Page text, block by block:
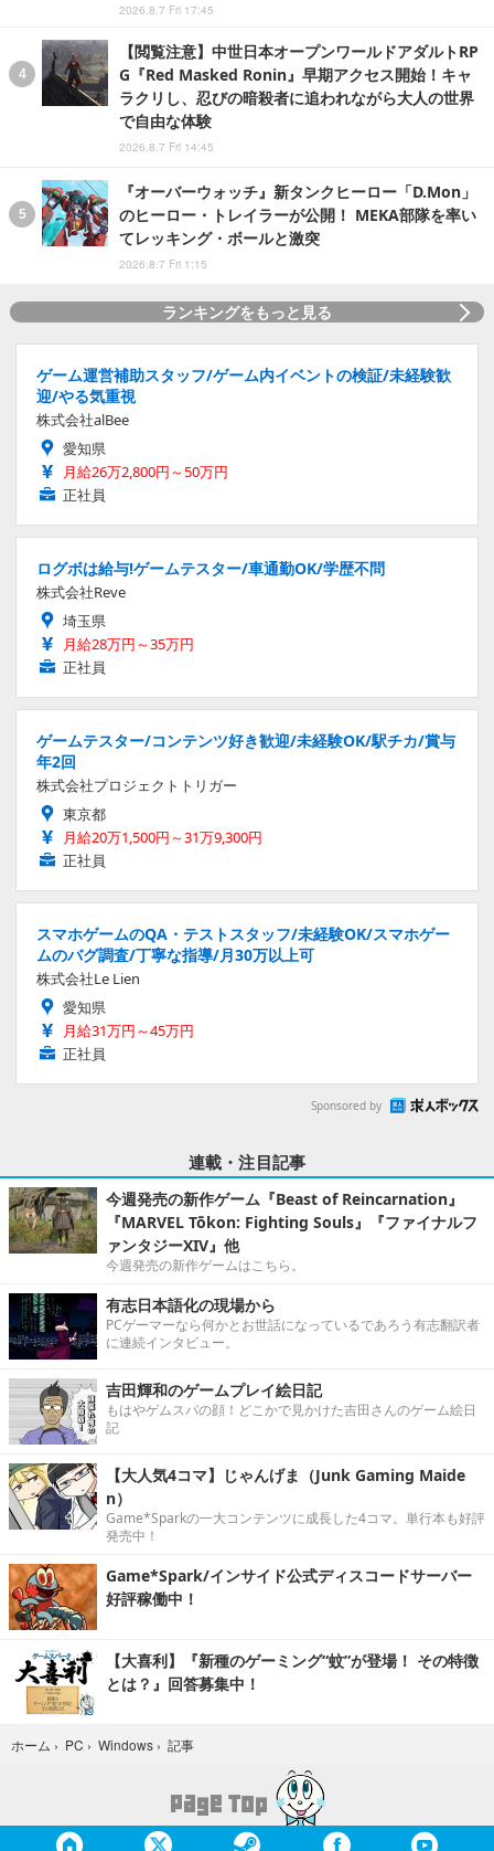
2026.8.7 Fri 17:45
【閲覧注意】中世日本オープンワールドアダルトRP
G『Red Masked Ronin』早期アクセス開始！キャ
ラクリし、忍びの暗殺者に追われながら大人の世界
で自由な体験
2026.8.7 Fri 14:45
『オーバーウォッチ』新タンクヒーロー「D.Mon」
のヒーロー・トレイラーが公開！ MEKA部隊を率い
てレッキング・ボールと激突
2026.8.7 Fri 1:15
ランキングをもっと見る
ゲーム運営補助スタッフ/ゲーム内イベントの検証/未経験歓
迎/やる気重視
株式会社alBee
愛知県
月給26万2,800円～50万円
正社員
ログボは給与!ゲームテスター/車通勤OK/学歴不問
株式会社Reve
埼玉県
月給28万円～35万円
正社員
ゲームテスター/コンテンツ好き歓迎/未経験OK/駅チカ/賞与
年2回
株式会社プロジェクトトリガー
東京都
月給20万1,500円～31万9,300円
正社員
スマホゲームのQA・テストスタッフ/未経験OK/スマホゲー
ムのバグ調査/丁寧な指導/月30万以上可
株式会社Le Lien
愛知県
月給31万円～45万円
正社員
Sponsored by
連載・注目記事
今週発売の新作ゲーム『Beast of Reincarnation』
『MARVEL Tōkon: Fighting Souls』『ファイナルフ
ァンタジーXIV』他
今週発売の新作ゲームはこちら。
有志日本語化の現場から
PCゲーマーなら何かとお世話になっているであろう有志翻訳者
に連続インタビュー。
吉田輝和のゲームプレイ絵日記
もはやゲムスパの顔！どこかで見かけた吉田さんのゲーム絵日
記
【大人気4コマ】じゃんげま（Junk Gaming Maide
n）
Game*Sparkの一大コンテンツに成長した4コマ。単行本も好評
発売中！
Game*Spark/インサイド公式ディスコードサーバー
好評稼働中！
【大喜利】『新種のゲーミング“蚊”が登場！ その特徴
とは？』回答募集中！
ホーム › PC › Windows › 記事